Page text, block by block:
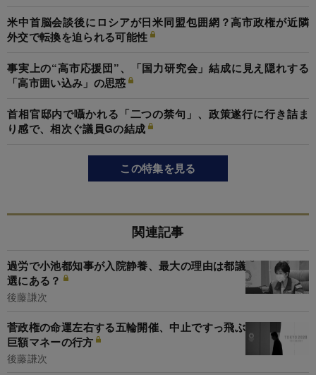
米中首脳会談後にロシアが日米同盟包囲網？高市政権が近隣
外交で転換を迫られる可能性
事実上の“高市応援団”、「国力研究会」結成に見え隠れする
「高市囲い込み」の思惑
首相官邸内で囁かれる「二つの禁句」、政策遂行に行き詰ま
り感で、相次ぐ議員Gの結成
この特集を見る
関連記事
過労で小池都知事が入院静養、最大の理由は都議
選にある？
後藤謙次
菅政権の命運左右する五輪開催、中止ですっ飛ぶ
巨額マネーの行方
後藤謙次